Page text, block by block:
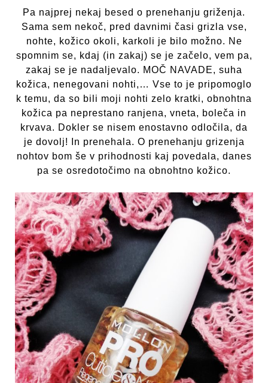
Pa najprej nekaj besed o prenehanju griženja.
Sama sem nekoč, pred davnimi časi grizla vse,
nohte, kožico okoli, karkoli je bilo možno. Ne
spomnim se, kdaj (in zakaj) se je začelo, vem pa,
zakaj se je nadaljevalo. MOČ NAVADE, suha
kožica, nenegovani nohti,… Vse to je pripomoglo
k temu, da so bili moji nohti zelo kratki, obnohtna
kožica pa neprestano ranjena, vneta, boleča in
krvava. Dokler se nisem enostavno odločila, da
je dovolj! In prenehala. O prenehanju grizenja
nohtov bom še v prihodnosti kaj povedala, danes
pa se osredotočimo na obnohtno kožico.